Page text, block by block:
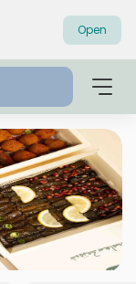
Open